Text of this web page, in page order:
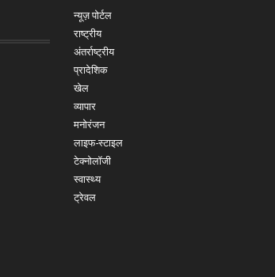
न्यूज़ पोर्टल
राष्ट्रीय
अंतर्राष्ट्रीय
प्रादेशिक
खेल
व्यापार
मनोरंजन
लाइफ-स्टाइल
टेक्नोलॉजी
स्वास्थ्य
ट्रेवल